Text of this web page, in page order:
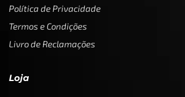
Política de Privacidade
Termos e Condições
Livro de Reclamações
Loja